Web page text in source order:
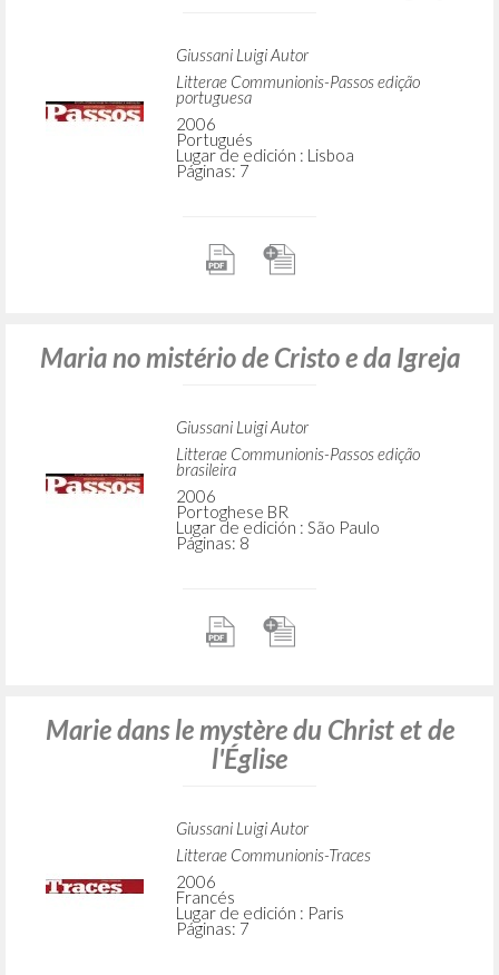
Giussani Luigi Autor
Litterae Communionis-Passos edição
portuguesa
2006
Portugués
Lugar de edición : Lisboa
Páginas: 7
Maria no mistério de Cristo e da Igreja
Giussani Luigi Autor
Litterae Communionis-Passos edição
brasileira
2006
Portoghese BR
Lugar de edición : São Paulo
Páginas: 8
Marie dans le mystère du Christ et de
l'Église
Giussani Luigi Autor
Litterae Communionis-Traces
2006
Francés
Lugar de edición : Paris
Páginas: 7